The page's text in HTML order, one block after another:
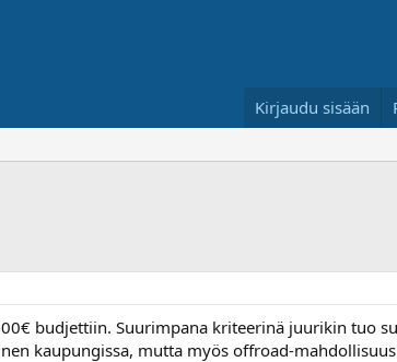
Kirjaudu sisään
budjettiin. Suurimpana kriteerinä juurikin tuo
kaupungissa, mutta myös offroad-